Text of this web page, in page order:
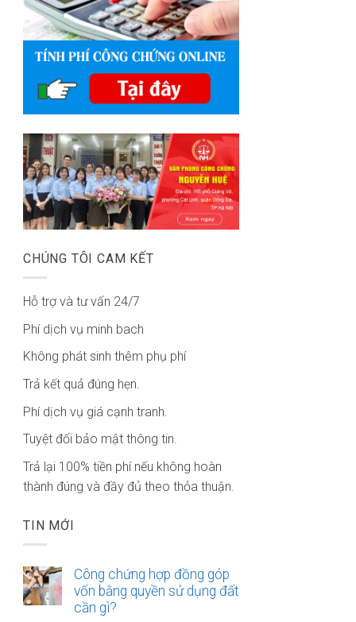
CHÚNG TÔI CAM KẾT
Hỗ trợ và tư vấn 24/7
Phí dịch vụ minh bach
Không phát sinh thêm phụ phí
Trả kết quả đúng hẹn.
Phí dịch vụ giá cạnh tranh.
Tuyệt đối bảo mật thông tin.
Trả lại 100% tiền phí nếu không hoàn
thành đúng và đầy đủ theo thỏa thuận.
TIN MỚI
Công chứng hợp đồng góp
vốn bằng quyền sử dụng đất
cần gì?